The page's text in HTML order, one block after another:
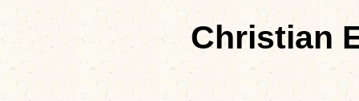
Christian